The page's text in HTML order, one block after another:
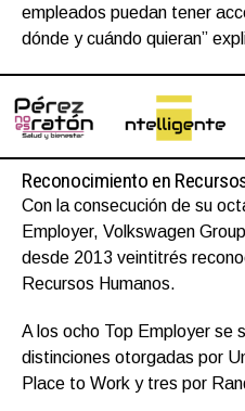
empleados puedan tener
dónde y cuándo quieran”
Reconocimiento en
Con la consecución de su
Employer, Volkswagen
desde 2013 veintitrés
Recursos Humanos.
A los ocho Top Employer se
distinciones otorgadas por
Place to Work y tres por